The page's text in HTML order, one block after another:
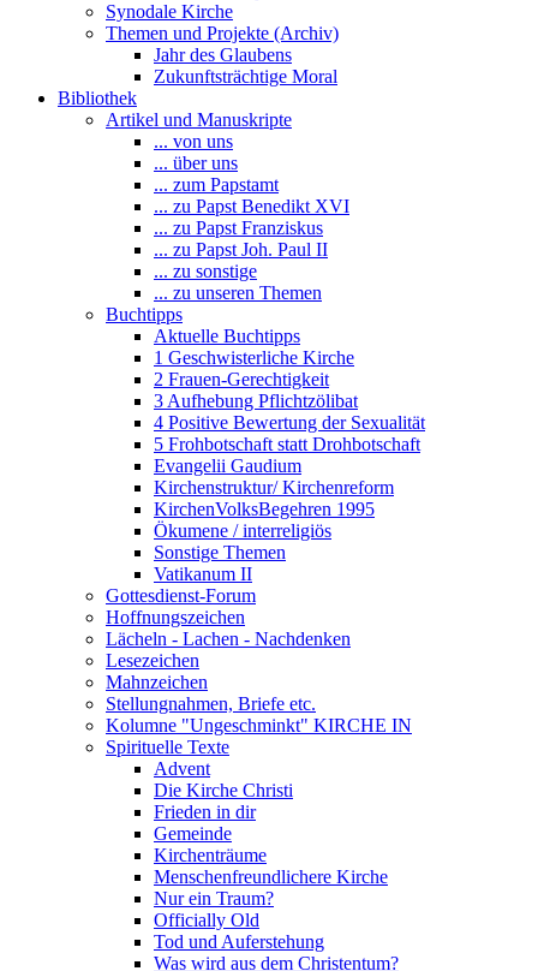
Synodale Kirche
Themen und Projekte (Archiv)
Jahr des Glaubens
Zukunftsträchtige Moral
Bibliothek
Artikel und Manuskripte
... von uns
... über uns
... zum Papstamt
... zu Papst Benedikt XVI
... zu Papst Franziskus
... zu Papst Joh. Paul II
... zu sonstige
... zu unseren Themen
Buchtipps
Aktuelle Buchtipps
1 Geschwisterliche Kirche
2 Frauen-Gerechtigkeit
3 Aufhebung Pflichtzölibat
4 Positive Bewertung der Sexualität
5 Frohbotschaft statt Drohbotschaft
Evangelii Gaudium
Kirchenstruktur/ Kirchenreform
KirchenVolksBegehren 1995
Ökumene / interreligiös
Sonstige Themen
Vatikanum II
Gottesdienst-Forum
Hoffnungszeichen
Lächeln - Lachen - Nachdenken
Lesezeichen
Mahnzeichen
Stellungnahmen, Briefe etc.
Kolumne "Ungeschminkt" KIRCHE IN
Spirituelle Texte
Advent
Die Kirche Christi
Frieden in dir
Gemeinde
Kirchenträume
Menschenfreundlichere Kirche
Nur ein Traum?
Officially Old
Tod und Auferstehung
Was wird aus dem Christentum?